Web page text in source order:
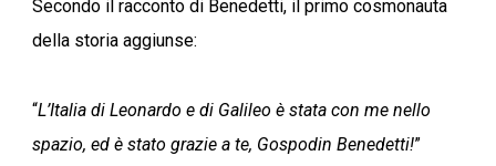
Secondo il racconto di Benedetti, il primo cosmonauta
della storia aggiunse:
“L’Italia di Leonardo e di Galileo è stata con me nello
spazio, ed è stato grazie a te, Gospodin Benedetti!”